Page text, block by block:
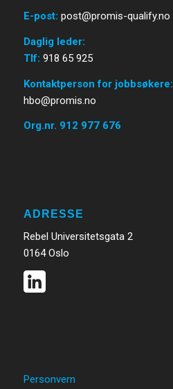
E-post: post@promis-qualify.no
Daglig leder:
Tlf: 918 65 925
Kontaktperson for jobbsøkere:
hbo@promis.no
Org.nr. 912 977 676
ADRESSE
Rebel Universitetsgata 2
0164 Oslo
Personvern